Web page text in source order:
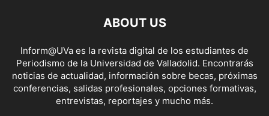
ABOUT US
Inform@UVa es la revista digital de los estudiantes de
Periodismo de la Universidad de Valladolid. Encontrarás
noticias de actualidad, información sobre becas, próximas
conferencias, salidas profesionales, opciones formativas,
entrevistas, reportajes y mucho más.